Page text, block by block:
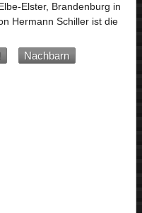
Elster, Brandenburg in
Hermann Schiller ist die
Nachbarn